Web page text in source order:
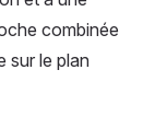
combinée
sur le plan